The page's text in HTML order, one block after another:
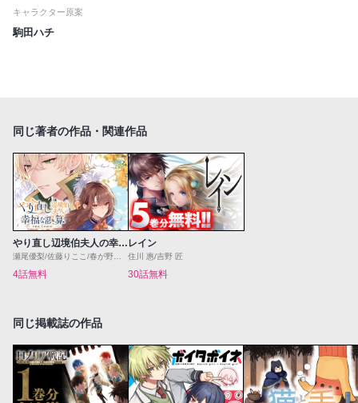
キャラクター原案
駒田ハチ
同じ著者の作品・関連作品
やり直し辺境伯夫人の幸福な誤算 THE COMIC
4話無料
レイン
住川 惠/吉野 匠
30話無料
同じ掲載誌の作品